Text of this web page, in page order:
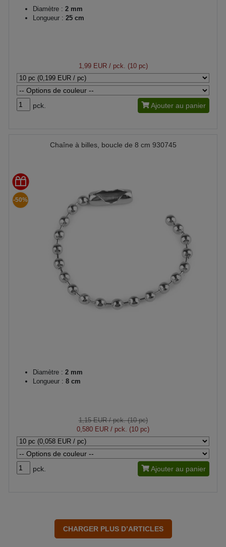
Diamètre : 2 mm
Longueur : 25 cm
1,99 EUR/ pck. (10 pc)
pck. Ajouter au panier
Chaîne à billes, boucle de 8 cm 930745
-50%
Diamètre : 2 mm
Longueur : 8 cm
1,15 EUR/ pck. (10 pc)
0,580 EUR / pck. (10 pc)
pck. Ajouter au panier